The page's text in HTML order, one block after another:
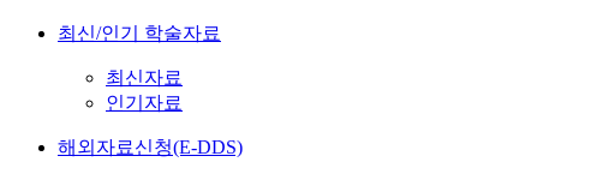
최신/인기 학술자료
최신자료
인기자료
해외자료신청(E-DDS)